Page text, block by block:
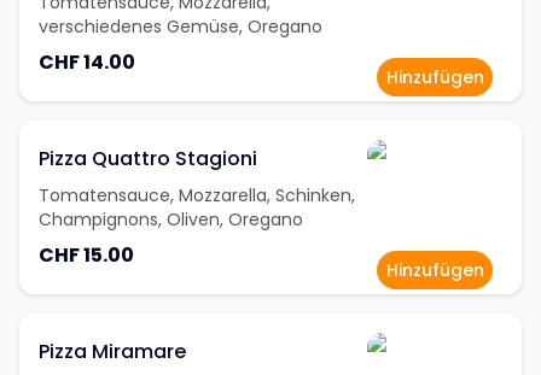
verschiedenes Gemüse, Oregano
CHF 14.00
Hinzufügen
Pizza Quattro Stagioni
Tomatensauce, Mozzarella, Schinken,
Champignons, Oliven, Oregano
CHF 15.00
Hinzufügen
Pizza Miramare